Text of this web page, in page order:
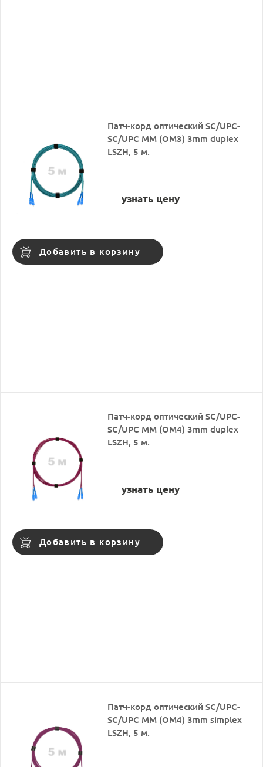
Патч-корд оптический SC/UPC-
SC/UPC MM (OM3) 3mm duplex
LSZH, 5 м.
узнать цену
Добавить в корзину
Патч-корд оптический SC/UPC-
SC/UPC MM (OM4) 3mm duplex
LSZH, 5 м.
узнать цену
Добавить в корзину
Патч-корд оптический SC/UPC-
SC/UPC MM (OM4) 3mm simplex
LSZH, 5 м.